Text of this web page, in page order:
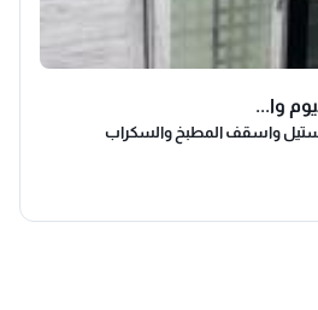
وا...
واسقف المطبخ والسكراب